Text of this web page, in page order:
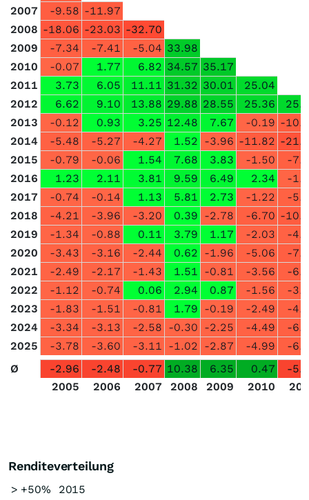
2007
-9.58 -11.97
2008 -18.06 -23.03 -32.70
2009
-7.34 -7.41 -5.04 33.98
2010
-0.07 1.77 6.82 34.57 35.17
2011
3.73 6.05 11.11 31.32 30.01
25.04
2012
6.62 9.10 13.88 29.88 28.55 25.36
2013
-0.12 0.93 3.25 12.48 7.67 -0.19 -
2014
-5.48 -5.27 -4.27 1.52 -3.96 -11.82 -
2015
-0.79 -0.06 1.54 7.68 3.83 -1.50
-
2016
1.23 2.11 3.81 9.59 6.49 2.34
-
2017
-0.74 -0.14 1.13 5.81 2.73 -1.22
-
2018
-4.21 -3.96 -3.20 0.39 -2.78 -6.70 -
2019
-1.34 -0.88 0.11 3.79 1.17 -2.03
-
2020
-3.43 -3.16 -2.44 0.62 -1.96 -5.06
-
2021
-2.49 -2.17 -1.43 1.51 -0.81 -3.56
-
2022
-1.12 -0.74 0.06 2.94 0.87 -1.56
-
2023
-1.83 -1.51 -0.81 1.79 -0.19 -2.49
-
2024
-3.34 -3.13 -2.58 -0.30 -2.25 -4.49
-
2025
-3.78 -3.60 -3.11 -1.02 -2.87 -4.99
-
Ø
-2.96 -2.48 -0.77 10.38 6.35 0.47
-
2005
2006 2007 2008 2009 2010
Renditeverteilung
> +50%
2015